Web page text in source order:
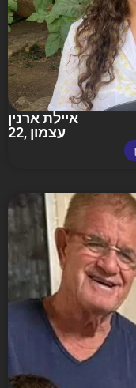
איילת ארנין
22 , עצמון